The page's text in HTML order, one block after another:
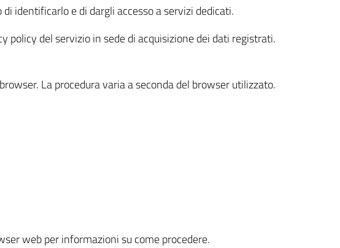
identificarlo e di dargli accesso a servizi dedicati.
del servizio in sede di acquisizione dei dati registrati.
La procedura varia a seconda del browser utilizzato.
web per informazioni su come procedere.